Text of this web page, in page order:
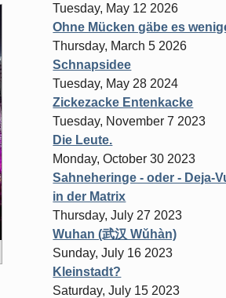
Tuesday, May 12 2026
Ohne Mücken gäbe es
Thursday, March 5 2026
Schnapsidee
Tuesday, May 28 2024
Zickezacke Entenkacke
Tuesday, November 7 2023
Die Leute.
Monday, October 30 2023
Sahneheringe - oder - Deja-
in der Matrix
Thursday, July 27 2023
Wuhan (武汉 Wǔhàn)
Sunday, July 16 2023
Kleinstadt?
Saturday, July 15 2023